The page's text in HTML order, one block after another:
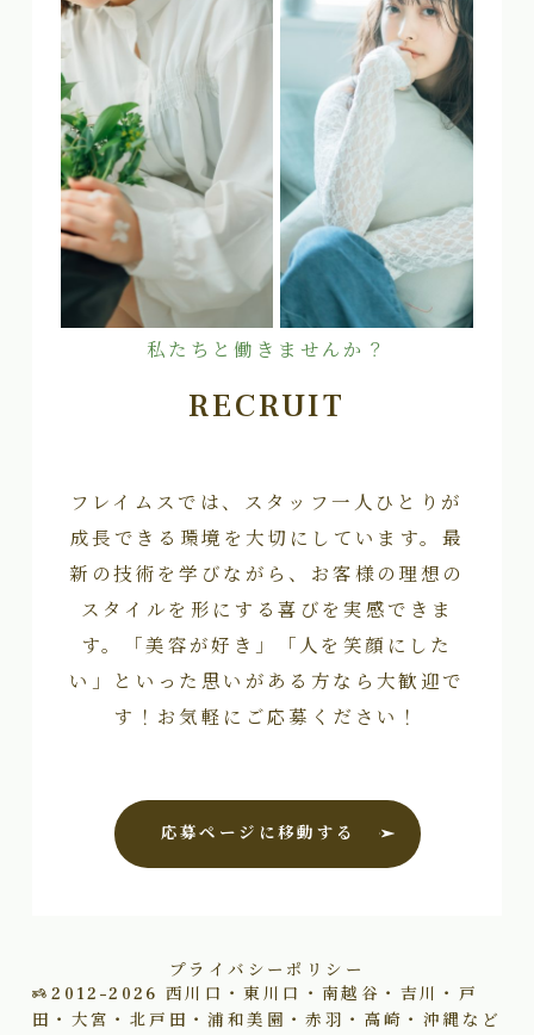
私たちと働きませんか？
RECRUIT
フレイムスでは、スタッフ一人ひとりが
成長できる環境を大切にしています。最
新の技術を学びながら、お客様の理想の
スタイルを形にする喜びを実感できま
す。「美容が好き」「人を笑顔にした
い」といった思いがある方なら大歓迎で
す！お気軽にご応募ください！
応募ページに移動する
プライバシーポリシー
2012–2026 西川口・東川口・南越谷・吉川・戸
田・大宮・北戸田・浦和美園・赤羽・高崎・沖縄など